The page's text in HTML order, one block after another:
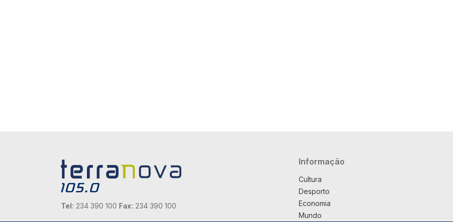
Tel: 234 390 100 Fax: 234 390 100
Navegação principal
Informação
Cultura
Desporto
Economia
Mundo